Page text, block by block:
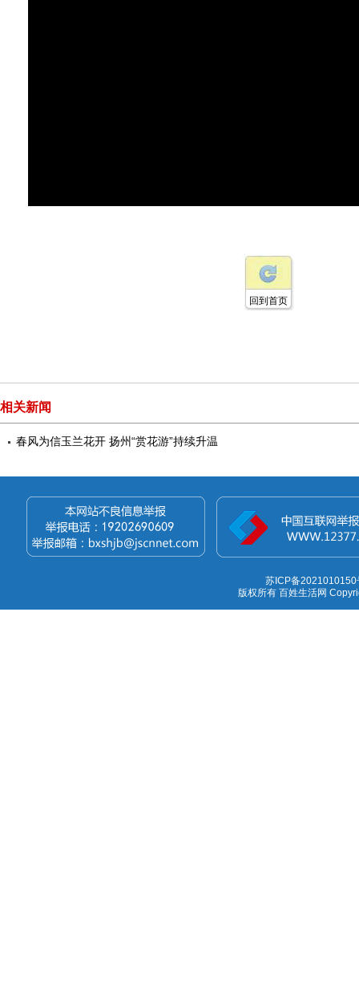
回到首页
相关新闻
春风为信玉兰花开 扬州“赏花游”持续升温
苏ICP备2021010150
版权所有 百姓生活网